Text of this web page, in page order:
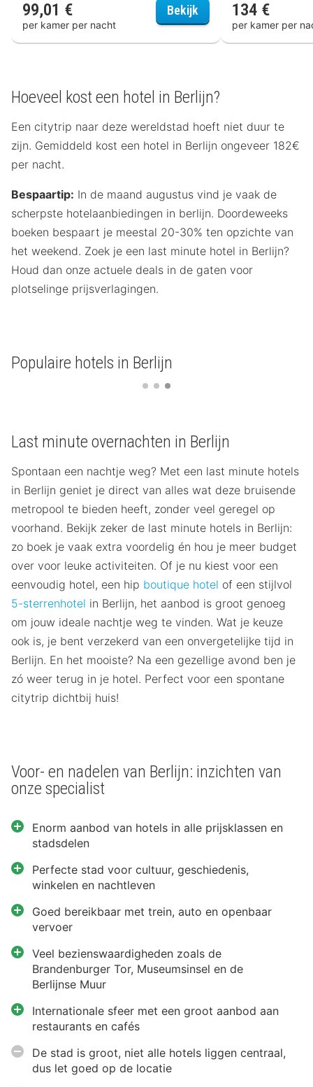
99,01 €
per kamer per nacht
Bekijk Hotel Moa Berlin
134 €
per kamer per
Hoeveel kost een hotel in Berlijn?
Een citytrip naar deze wereldstad hoeft niet duur te
zijn. Gemiddeld kost een hotel in Berlijn ongeveer 182€
per nacht.
Bespaartip: In de maand augustus vind je vaak de
scherpste hotelaanbiedingen in berlijn. Doordeweeks
boeken bespaart je meestal 20-30% ten opzichte van
het weekend. Zoek je een last minute hotel in Berlijn?
Houd dan onze actuele deals in de gaten voor
plotselinge prijsverlagingen.
Populaire hotels in Berlijn
Last minute overnachten in Berlijn
Spontaan een nachtje weg? Met een last minute hotels
in Berlijn geniet je direct van alles wat deze bruisende
metropool te bieden heeft, zonder veel geregel op
voorhand. Bekijk zeker de last minute hotels in Berlijn:
zo boek je vaak extra voordelig én hou je meer budget
over voor leuke activiteiten. Of je nu kiest voor een
eenvoudig hotel, een hip boutique hotel of een stijlvol
5-sterrenhotel in Berlijn, het aanbod is groot genoeg
om jouw ideale nachtje weg te vinden. Wat je keuze
ook is, je bent verzekerd van een onvergetelijke tijd in
Berlijn. En het mooiste? Na een gezellige avond ben je
zó weer terug in je hotel. Perfect voor een spontane
citytrip dichtbij huis!
Voor- en nadelen van Berlijn: inzichten van
onze specialist
Enorm aanbod van hotels in alle prijsklassen en
stadsdelen
Perfecte stad voor cultuur, geschiedenis,
winkelen en nachtleven
Goed bereikbaar met trein, auto en openbaar
vervoer
Veel bezienswaardigheden zoals de
Brandenburger Tor, Museumsinsel en de
Berlijnse Muur
Internationale sfeer met een groot aanbod aan
restaurants en cafés
De stad is groot, niet alle hotels liggen centraal,
dus let goed op de locatie